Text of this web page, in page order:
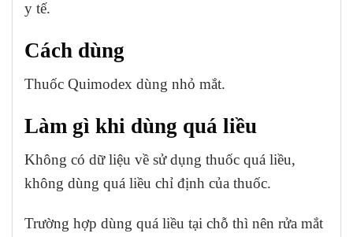
y tế.
Cách dùng
Thuốc Quimodex dùng nhỏ mắt.
Làm gì khi dùng quá liều
Không có dữ liệu về sử dụng thuốc quá liều,
không dùng quá liều chỉ định của thuốc.
Trường hợp dùng quá liều tại chỗ thì nên rửa mắt